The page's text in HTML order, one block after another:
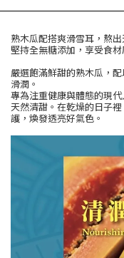
熟木瓜配搭爽滑雪耳，熬
堅持全無糖添加，享受食
嚴選飽滿鮮甜的熟木瓜，
滑潤。
專為注重健康與體態的現
天然清甜。在乾燥的日子
護，煥發透亮好氣色。